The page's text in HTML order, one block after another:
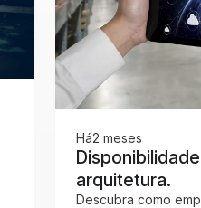
Há2 meses
arquitetura.
Descubra como